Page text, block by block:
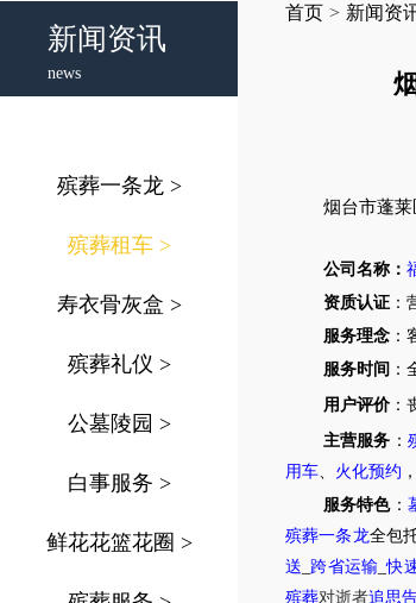
新闻资讯
news
殡葬一条龙 >
殡葬租车 >
寿衣骨灰盒 >
殡葬礼仪 >
公墓陵园 >
白事服务 >
鲜花花篮花圈 >
首页 > 新闻资
烟台市蓬莱
公司名称：
资质认证 ：
服务理念 ：
服务时间 ：
用户评价：
主营服务 ：
用车
火化预约 ，
服务特色：
殡葬一条龙全包
送 _跨省运输 _快
殡葬对逝者追思